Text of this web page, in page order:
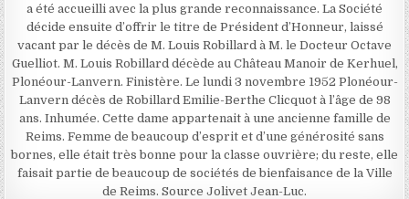
a été accueilli avec la plus grande reconnaissance. La Société
décide ensuite d’offrir le titre de Président d’Honneur, laissé
vacant par le décès de M. Louis Robillard à M. le Docteur Octave
Guelliot. M. Louis Robillard décède au Château Manoir de Kerhuel,
Plonéour-Lanvern. Finistère. Le lundi 3 novembre 1952 Plonéour-
Lanvern décès de Robillard Emilie-Berthe Clicquot à l’âge de 98
ans. Inhumée. Cette dame appartenait à une ancienne famille de
Reims. Femme de beaucoup d’esprit et d’une générosité sans
bornes, elle était très bonne pour la classe ouvrière; du reste, elle
faisait partie de beaucoup de sociétés de bienfaisance de la Ville
de Reims. Source Jolivet Jean-Luc.